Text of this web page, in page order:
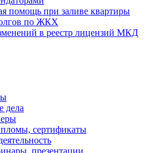
помощь при заливе квартиры
по ЖКХ
в реестр лицензий МКД
дела
сертификаты
презентации